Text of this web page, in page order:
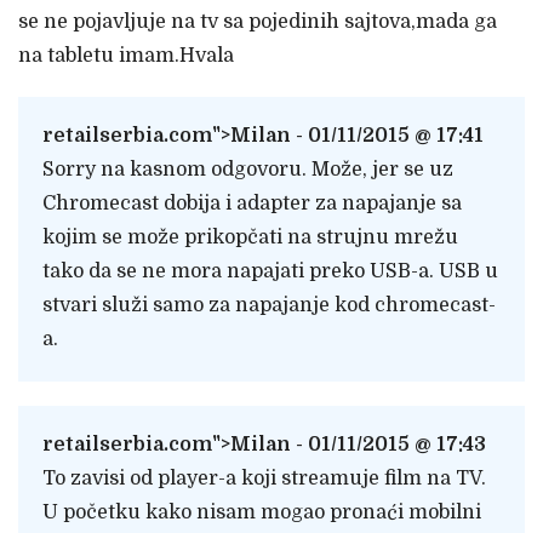
se ne pojavljuje na tv sa pojedinih sajtova,mada ga
na tabletu imam.Hvala
retailserbia.com">Milan - 01/11/2015 @ 17:41
Sorry na kasnom odgovoru. Može, jer se uz
Chromecast dobija i adapter za napajanje sa
kojim se može prikopčati na strujnu mrežu
tako da se ne mora napajati preko USB-a. USB u
stvari služi samo za napajanje kod chromecast-
a.
retailserbia.com">Milan - 01/11/2015 @ 17:43
To zavisi od player-a koji streamuje film na TV.
U početku kako nisam mogao pronaći mobilni